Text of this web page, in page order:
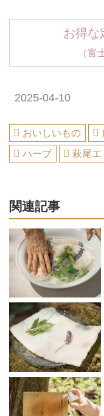
お得な
（富
2025-04-10
おいしいもの
ハーブ
萩尾エ
関連記事